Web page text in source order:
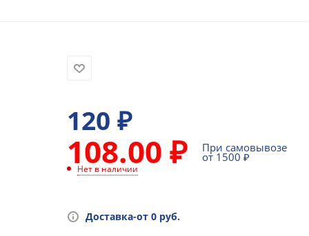
120 ₽
108.00 ₽ При самовывозе
от 1500 ₽
Нет в наличии
Доставка-от 0 руб.